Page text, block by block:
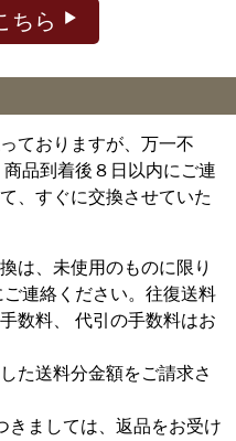
ちら
ておりますが、万一不
品到着後８日以内にご連
、すぐに交換させていた
は、未使用のものに限り
連絡ください。往復送料
数料、 代引の手数料はお
た送料分金額をご請求さ
きましては、返品をお受け